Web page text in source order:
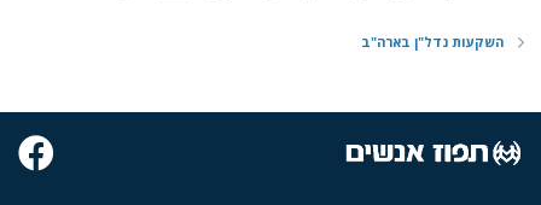
השקעות נדל"ן בארה"ב